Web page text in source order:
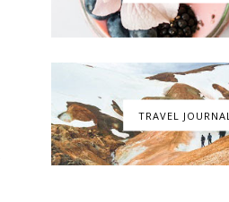
TRAVEL JOURNAL